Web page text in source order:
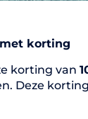
korting
korting van
Deze